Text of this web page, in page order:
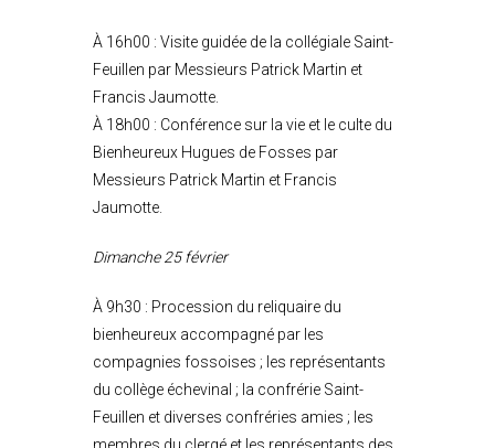
À 16h00 : Visite guidée de la collégiale Saint-
Feuillen par Messieurs Patrick Martin et
Francis Jaumotte.
À 18h00 : Conférence sur la vie et le culte du
Bienheureux Hugues de Fosses par
Messieurs Patrick Martin et Francis
Jaumotte.
Dimanche 25 février
À 9h30 : Procession du reliquaire du
bienheureux accompagné par les
compagnies fossoises ; les représentants
du collège échevinal ; la confrérie Saint-
Feuillen et diverses confréries amies ; les